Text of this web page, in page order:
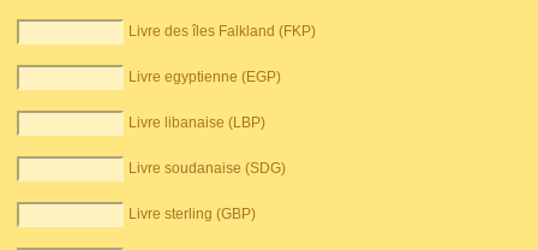
Livre des îles Falkland (FKP)
Livre egyptienne (EGP)
Livre libanaise (LBP)
Livre soudanaise (SDG)
Livre sterling (GBP)